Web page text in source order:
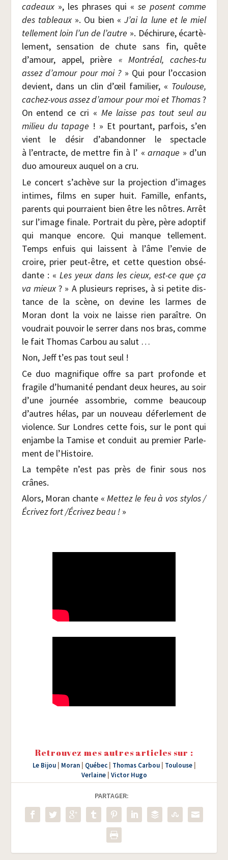
cadeaux», les phrases qui «se posent comme
des tableaux». Ou bien «J’ai la lune et le miel
tel­le­ment loin l’un de l’autre ». Déchi­rure, écar­tè­
le­ment, sen­sa­tion de chute sans fin, quête
d’amour, appel, prière « Mont­réal, caches-tu
assez d’amour pour moi ?» Qui pour l’occasion
devient, dans un clin d’œil fami­lier, « Tou­louse,
cachez-vous assez d’amour pour moi et Tho­mas?
On entend ce cri « Me laisse pas tout seul au
milieu du tapage ! » Et pour­tant, par­fois, s’en
vient le désir d’abandonner le spec­tacle
à l’entracte, de mettre fin à l’ «arnaque » d’un
duo amou­reux auquel on a cru.
Le concert s’achève sur la pro­jec­tion d’images
intimes, films en super huit. Famille, enfants,
parents qui pour­raient bien être les nôtres. Arrêt
sur l’image finale. Por­trait du père, père adop­tif
qui manque encore. Qui manque tel­le­ment.
Temps enfuis qui laissent à l’âme l’envie de
croire, prier peut-être, et cette ques­tion obsé­
dante : « Les yeux dans les cieux, est-ce que ça
va mieux? » A plu­sieurs reprises, à si petite dis­
tance de la scène, on devine les larmes de
Moran dont la voix ne laisse rien paraître. On
vou­drait pou­voir le ser­rer dans nos bras, comme
le fait Tho­mas Car­bou au salut …
Non, Jeff t’es pas tout seul !
Ce duo magni­fique offre sa part pro­fonde et
fra­gile d’humanité pen­dant deux heures, au soir
d’une jour­née assom­brie, comme beau­coup
d’autres hélas, par un nou­veau défer­le­ment de
vio­lence. Sur Londres cette fois, sur le pont qui
enjambe la Tamise et conduit au pre­mier Par­le­
ment de l’Histoire.
La tem­pête n’est pas près de finir sous nos
crânes.
Alors, Moran chante «Met­tez le feu à vos sty­los /​
Écri­vez fort /​Écri­vez beau !»
Retrouvez mes autres articles sur :
Le Bijou| Moran| Québec| Thomas Carbou| Toulouse|
Verlaine| Victor Hugo
PARTAGER: